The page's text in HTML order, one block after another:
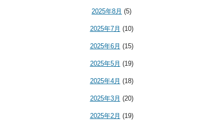
2025年8月 (5)
2025年7月 (10)
2025年6月 (15)
2025年5月 (19)
2025年4月 (18)
2025年3月 (20)
2025年2月 (19)